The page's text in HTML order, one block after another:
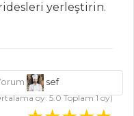
yerleştirin.
sef
oy:5.0Toplam1oy)